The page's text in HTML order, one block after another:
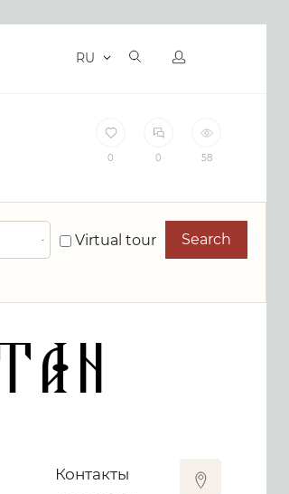
RU
0 0 58
Virtual tour Search
Контакты